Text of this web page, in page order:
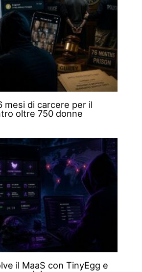
mesi di carcere per il
oltre 750 donne
il MaaS con TinyEgg e